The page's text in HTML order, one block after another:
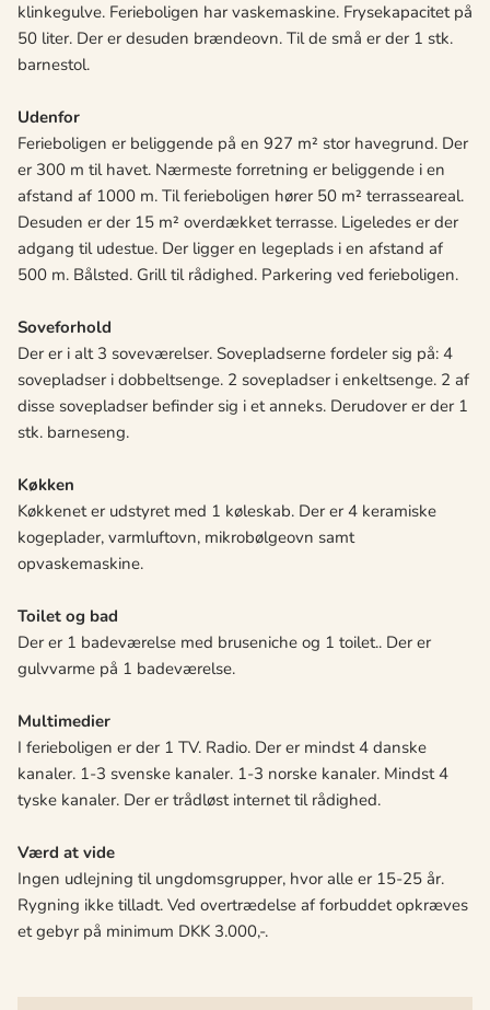
klinkegulve. Ferieboligen har vaskemaskine. Frysekapacitet på
50 liter. Der er desuden brændeovn. Til de små er der 1 stk.
barnestol.
Udenfor
Ferieboligen er beliggende på en 927 m² stor havegrund. Der
er 300 m til havet. Nærmeste forretning er beliggende i en
afstand af 1000 m. Til ferieboligen hører 50 m² terrasseareal.
Desuden er der 15 m² overdækket terrasse. Ligeledes er der
adgang til udestue. Der ligger en legeplads i en afstand af
500 m. Bålsted. Grill til rådighed. Parkering ved ferieboligen.
Soveforhold
Der er i alt 3 soveværelser. Sovepladserne fordeler sig på: 4
sovepladser i dobbeltsenge. 2 sovepladser i enkeltsenge. 2 af
disse sovepladser befinder sig i et anneks. Derudover er der 1
stk. barneseng.
Køkken
Køkkenet er udstyret med 1 køleskab. Der er 4 keramiske
kogeplader, varmluftovn, mikrobølgeovn samt
opvaskemaskine.
Toilet og bad
Der er 1 badeværelse med bruseniche og 1 toilet.. Der er
gulvvarme på 1 badeværelse.
Multimedier
I ferieboligen er der 1 TV. Radio. Der er mindst 4 danske
kanaler. 1-3 svenske kanaler. 1-3 norske kanaler. Mindst 4
tyske kanaler. Der er trådløst internet til rådighed.
Værd at vide
Ingen udlejning til ungdomsgrupper, hvor alle er 15-25 år.
Rygning ikke tilladt. Ved overtrædelse af forbuddet opkræves
et gebyr på minimum DKK 3.000,-.